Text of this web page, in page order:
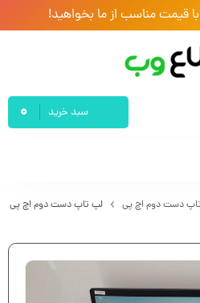
قیمت مناسب از ما بخواهید!
سبد خرید 0
دست دوم اچ پی
لپ تاپ دست دوم اچ پی